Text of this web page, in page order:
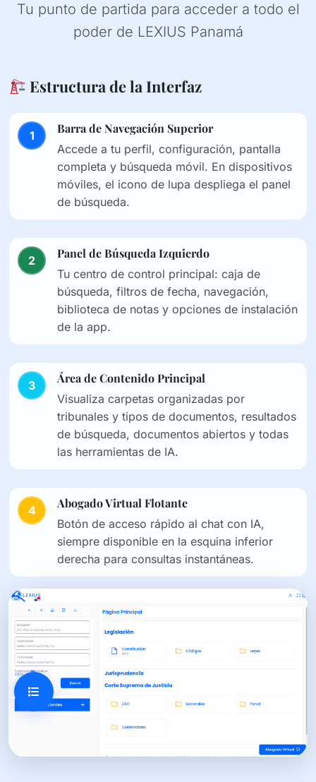
Tu punto de partida para acceder a todo el
poder de LEXIUS Panamá
Estructura de la Interfaz
1 Barra de Navegación Superior
Accede a tu perfil, configuración, pantalla
completa y búsqueda móvil. En dispositivos
móviles, el icono de lupa despliega el panel
de búsqueda.
2 Panel de Búsqueda Izquierdo
Tu centro de control principal: caja de
búsqueda, filtros de fecha, navegación,
biblioteca de notas y opciones de instalación
de la app.
3 Área de Contenido Principal
Visualiza carpetas organizadas por
tribunales y tipos de documentos, resultados
de búsqueda, documentos abiertos y todas
las herramientas de IA.
4 Abogado Virtual Flotante
Botón de acceso rápido al chat con IA,
siempre disponible en la esquina inferior
derecha para consultas instantáneas.